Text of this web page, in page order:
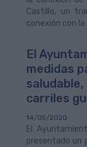
Castillo, un
conexión con la
El
medidas
carriles
14/05/2020
El
presentado un